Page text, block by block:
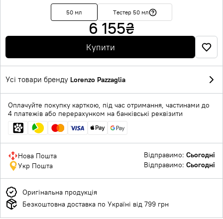
50 мл Тестер 50 мл
6 155₴
Купити
Усі товари бренду Lorenzo Pazzaglia
Оплачуйте покупку карткою, під час отримання, частинами до
4 платежів або перерахунком на банківські реквізити
Нова Пошта Відправимо: Сьогодні
Укр Пошта
Відправимо: Сьогодні
Оригінальна продукція
Безкоштовна доставка по Україні від 799 грн